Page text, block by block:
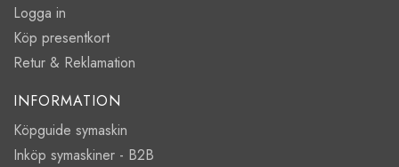
Logga in
Köp presentkort
Retur & Reklamation
INFORMATION
Köpguide symaskin
Inköp symaskiner - B2B